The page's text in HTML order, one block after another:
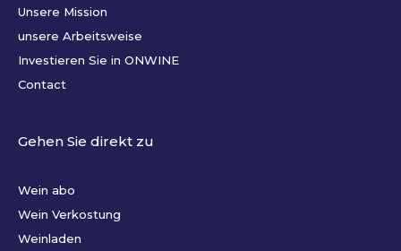
Unsere Mission
unsere Arbeitsweise
Investieren Sie in ONWINE
Contact
Gehen Sie direkt zu
Wein abo
Wein Verkostung
Weinladen